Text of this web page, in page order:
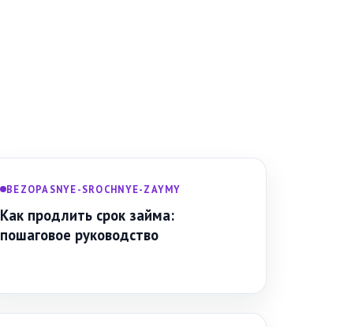
BEZOPASNYE-SROCHNYE-ZAYMY
Как продлить срок займа:
пошаговое руководство